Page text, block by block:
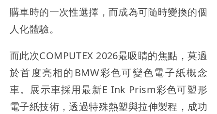
購車時的一次性選擇，而成為可隨時變換的個
人化體驗。
而此次COMPUTEX 2026最吸睛的焦點，莫過
於首度亮相的BMW彩色可變色電子紙概念
車。展示車採用最新E Ink Prism彩色可塑形
電子紙技術，透過特殊熱塑與拉伸製程，成功